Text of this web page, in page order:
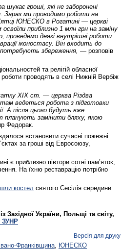
гроші, які не заборонені
ми проводимо роботи на
ЮНЕСКО в Рогатині — церкві
приблизно 1 млн грн на заміну
деякі внутрішні роботи.
іконостасу. Він входить до
потребують збереження, — розповів
та релігій обласної
роботи проводять в селі Нижній Вербіж
XIX ст. — церква Різдва
ведеться робота з підготовки
А після цього будуть вже
планують замінити бляху, якою
Федорак.
встановити сучасні пожежні
за гроші від Евросоюзу,
є приблизно півтори сотні пам’яток,
На їхню реставрацію потрібно
костел святого Сесілія середини
України, Польщі та світу,
ЗУНР
Версія для друку
Івано‑Франківщина, ЮНЕСКО